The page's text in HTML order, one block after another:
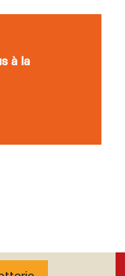
à la